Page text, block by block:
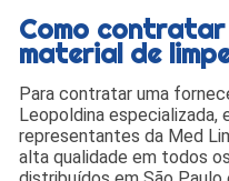
Como
material de
Para contratar uma
Leopoldina
representantes da Med
alta qualidade em todos